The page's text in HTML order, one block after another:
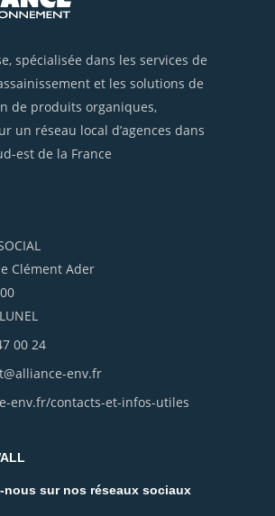
spécialisée dans les services de
et les solutions de
de produits organiques,
un réseau local d’agences dans
est de la France
Clément Ader
00 24
env.fr
env.fr/contacts-et-infos-utiles
nous sur nos réseaux sociaux